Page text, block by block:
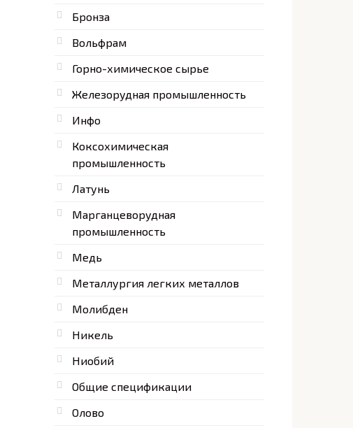
Бронза
Вольфрам
Горно-химическое сырье
Железорудная промышленность
Инфо
Коксохимическая
промышленность
Латунь
Марганцеворудная
промышленность
Медь
Металлургия легких металлов
Молибден
Никель
Ниобий
Общие спецификации
Олово